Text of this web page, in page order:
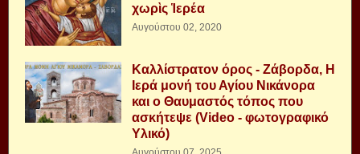
χωρὶς Ἱερέα
Αυγούστου 02, 2020
Καλλίστρατον όρος - Ζάβορδα, Η
Ιερά μονή του Αγίου Νικάνορα
και ο Θαυμαστός τόπος που
ασκήτεψε (Video - φωτογραφικό
Υλικό)